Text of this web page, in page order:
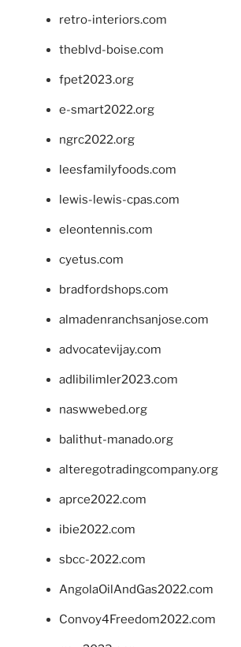
retro-interiors.com
theblvd-boise.com
fpet2023.org
e-smart2022.org
ngrc2022.org
leesfamilyfoods.com
lewis-lewis-cpas.com
eleontennis.com
cyetus.com
bradfordshops.com
almadenranchsanjose.com
advocatevijay.com
adlibilimler2023.com
naswwebed.org
balithut-manado.org
alteregotradingcompany.org
aprce2022.com
ibie2022.com
sbcc-2022.com
AngolaOilAndGas2022.com
Convoy4Freedom2022.com